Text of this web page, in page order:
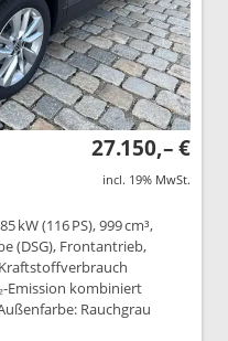
27.150,– €
incl. 19% MwSt.
kW (116 PS), 999 cm³,
(DSG), Frontantrieb,
Emission kombiniert
Rauchgrau